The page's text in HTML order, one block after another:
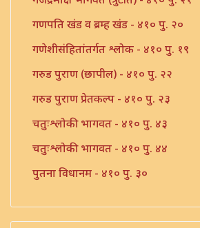
गणपति खंड व ब्रम्ह खंड - ४१० पु. २०
गणेशीसंहितांतर्गत श्लोक - ४१० पु. १९
गरुड पुराण (छापील) - ४१० पु. २२
गरुड पुराण प्रेतकल्प - ४१० पु. २३
चतुःश्लोकी भागवत - ४१० पु. ४३
चतुःश्लोकी भागवत - ४१० पु. ४४
पुतना विधानम - ४१० पु. ३०
ब्रम्हस्तुती - ४१० पु. ३६